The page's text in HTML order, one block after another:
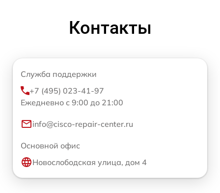
Контакты
Служба поддержки
+7 (495) 023-41-97
Ежедневно с 9:00 до 21:00
info@cisco-repair-center.ru
Основной офис
Новослободская улица, дом 4